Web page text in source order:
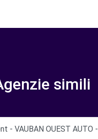
simili
- VAUBAN OUEST AUTO -